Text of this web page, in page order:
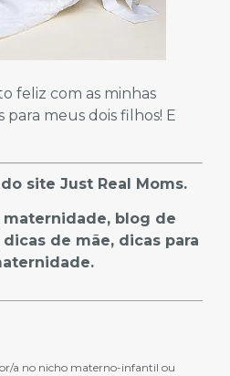
feliz com as minhas
meus dois filhos! E
site Just Real Moms.
maternidade, blog de
de mãe, dicas para
a no nicho materno-infantil ou